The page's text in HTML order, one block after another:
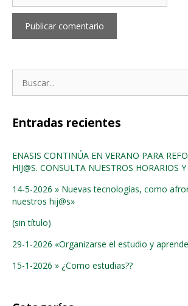
Entradas recientes
ENASIS CONTINÚA EN VERANO PARA
HIJ@S. CONSULTA NUESTROS HORARIOS
14-5-2026 » Nuevas tecnologías, como
nuestros hij@s»
(sin título)
29-1-2026 «Organizarse el estudio y
15-1-2026 » ¿Como estudias??